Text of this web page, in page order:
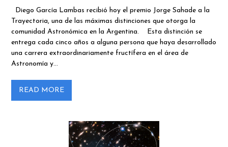
Diego García Lambas recibió hoy el premio Jorge Sahade a la
Trayectoria, una de las máximas distinciones que otorga la
comunidad Astronómica en la Argentina. Esta distinción se
entrega cada cinco años a alguna persona que haya desarrollado
una carrera extraordinariamente fructífera en el área de
Astronomía y…
READ MORE